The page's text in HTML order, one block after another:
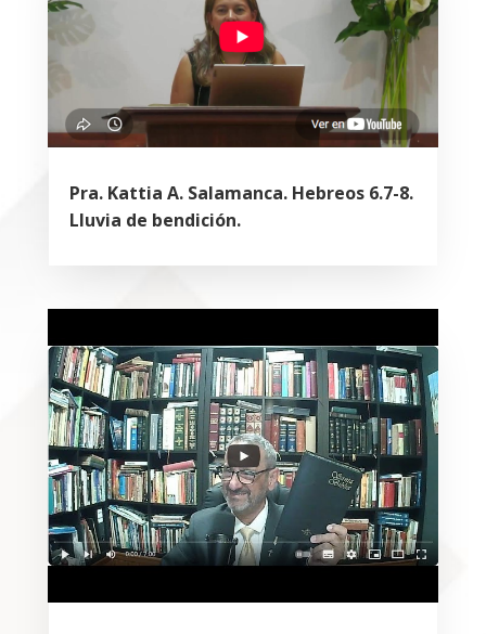
Pra. Kattia A. Salamanca. Hebreos 6.7-8.
Lluvia de bendición.